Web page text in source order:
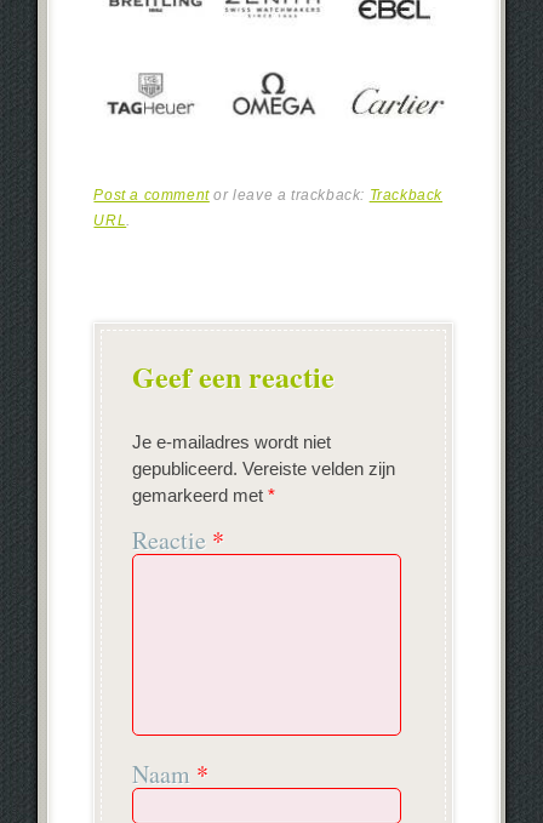
Post a commentor leave a trackback: Trackback
URL.
Geef een reactie
Je e-mailadres wordt niet
gepubliceerd. Vereiste velden zijn
gemarkeerd met*
Reactie *
Naam *